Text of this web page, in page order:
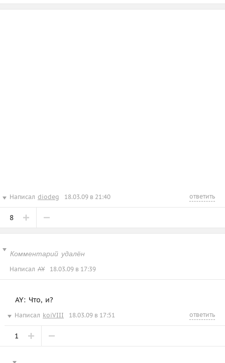
Написал diodeg 18.03.09 в 21:40 ответить
8
Комментарий удалён
Написал AY 18.03.09 в 17:39
AY: Что, и?
Написал koiVIII 18.03.09 в 17:51 ответить
1